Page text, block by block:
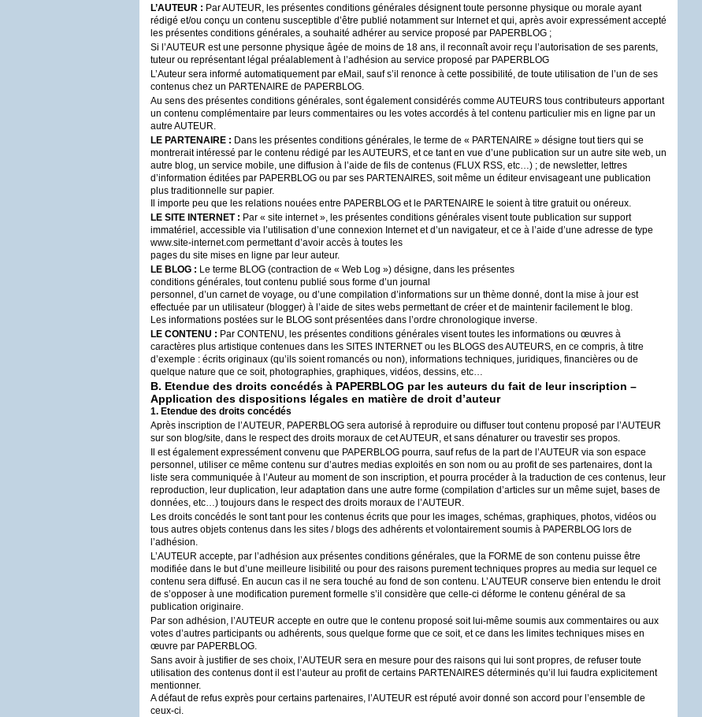
L’AUTEUR : ParAUTEUR, les présentes conditions générales désignent toute personne physique ou morale ayant
rédigé et/ou conçu un contenu susceptible d’être publié notamment sur Internet et qui, après avoir expressément accepté
les présentes conditions générales, a souhaité adhérer au service proposé par PAPERBLOG ;
Si l’AUTEUR est une personne physique âgée de moins de 18 ans, il reconnaît avoir reçu l’autorisation de ses parents,
tuteur ou représentant légal préalablement à l’adhésion au service proposé par PAPERBLOG
L’Auteur sera informé automatiquement par eMail, sauf s’il renonce à cette possibilité, de toute utilisation de l’un de ses
contenus chez un PARTENAIRE de PAPERBLOG.
Au sens des présentes conditions générales, sont également considérés comme AUTEURS tous contributeurs apportant
un contenu complémentaire par leurs commentaires ou les votes accordés à tel contenu particulier mis en ligne par un
autre AUTEUR.
LE PARTENAIRE : Dans les présentes conditions générales, le terme de « PARTENAIRE » désigne tout tiers qui se
montrerait intéressé par le contenu rédigé par lesAUTEURS, et ce tant en vue d’une publication sur un autre site web, un
autre blog, un service mobile, une diffusion à l’aide de fils de contenus (FLUX RSS, etc…) ; de newsletter, lettres
d’information éditées par PAPERBLOG ou par ses PARTENAIRES, soit même un éditeur envisageant une publication
plus traditionnelle sur papier.
Il importe peu que les relations nouées entre PAPERBLOG et le PARTENAIRE le soient à titre gratuit ou onéreux.
LE SITE INTERNET: Par « site internet », les présentes conditions générales visent toute publication sur support
immatériel, accessible via l’utilisation d’une connexion Internet et d’un navigateur, et ce à l’aide d’une adresse de type
www.site-internet.com permettant d’avoir accès à toutes les
pages du site mises en ligne par leur auteur.
LE BLOG : Le terme BLOG (contraction de « Web Log ») désigne, dans les présentes
conditions générales, tout contenu publié sous forme d’un journal
personnel, d’un carnet de voyage, ou d’une compilation d’informations sur un thème donné, dont la mise à jour est
effectuée par un utilisateur (blogger) à l’aide de sites webs permettant de créer et de maintenir facilement le blog.
Les informations postées sur le BLOG sont présentées dans l’ordre chronologique inverse.
LE CONTENU : Par CONTENU, les présentes conditions générales visent toutes les informations ou œuvres à
caractères plus artistique contenues dans les SITES INTERNET ou les BLOGS desAUTEURS, en ce compris, à titre
d’exemple : écrits originaux (qu’ils soient romancés ou non), informations techniques, juridiques, financières ou de
quelque nature que ce soit, photographies, graphiques, vidéos, dessins, etc…
B. Etendue des droits concédés à PAPERBLOG par les auteurs du fait de leur inscription –
Application des dispositions légales en matière de droit d’auteur
1. Etendue des droits concédés
Après inscription de l’AUTEUR, PAPERBLOG sera autorisé à reproduire ou diffuser tout contenu proposé par l’AUTEUR
sur son blog/site, dans le respect des droits moraux de cetAUTEUR, et sans dénaturer ou travestir ses propos.
Il est également expressément convenu que PAPERBLOG pourra, sauf refus de la part de l’AUTEUR via son espace
personnel, utiliser ce même contenu sur d’autres medias exploités en son nom ou au profit de ses partenaires, dont la
liste sera communiquée à l’Auteur au moment de son inscription, et pourra procéder à la traduction de ces contenus, leur
reproduction, leur duplication, leur adaptation dans une autre forme (compilation d’articles sur un même sujet, bases de
données, etc…) toujours dans le respect des droits moraux de l’AUTEUR.
Les droits concédés le sont tant pour les contenus écrits que pour les images, schémas, graphiques, photos, vidéos ou
tous autres objets contenus dans les sites / blogs des adhérents et volontairement soumis à PAPERBLOG lors de
l’adhésion.
L’AUTEUR accepte, par l’adhésion aux présentes conditions générales, que la FORME de son contenu puisse être
modifiée dans le but d’une meilleure lisibilité ou pour des raisons purement techniques propres au media sur lequel ce
contenu sera diffusé. En aucun cas il ne sera touché au fond de son contenu. L’AUTEUR conserve bien entendu le droit
de s’opposer à une modification purement formelle s’il considère que celle-ci déforme le contenu général de sa
publication originaire.
Par son adhésion, l’AUTEUR accepte en outre que le contenu proposé soit lui-même soumis aux commentaires ou aux
votes d’autres participants ou adhérents, sous quelque forme que ce soit, et ce dans les limites techniques mises en
œuvre par PAPERBLOG.
Sans avoir à justifier de ses choix, l’AUTEUR sera en mesure pour des raisons qui lui sont propres, de refuser toute
utilisation des contenus dont il est l’auteur au profit de certains PARTENAIRES déterminés qu’il lui faudra explicitement
mentionner.
A défaut de refus exprès pour certains partenaires, l’AUTEUR est réputé avoir donné son accord pour l’ensemble de
ceux-ci.